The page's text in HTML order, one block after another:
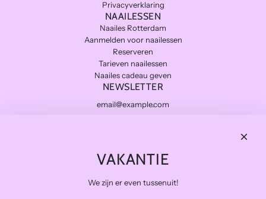
Privacyverklaring
NAAILESSEN
Naailes Rotterdam
Aanmelden voor naailessen
Reserveren
Tarieven naailessen
Naailes cadeau geven
NEWSLETTER
Kwaliteitsstoffen die lang meegaan en zo duurzaam mogelijk.
Veilig betalen
VAKANTIE
We zijn er even tussenuit!